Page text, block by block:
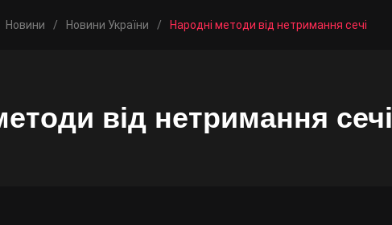
Новини / Новини України / Народні методи від нетримання сечі
від нетримання сечі